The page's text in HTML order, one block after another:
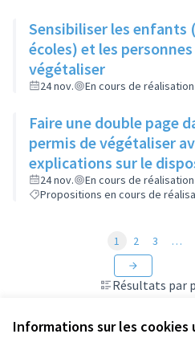
Informations sur les
Sensibiliser les enfants
écoles) et les
végétaliser
24 nov. En cours de réalisation
Faire une double page
permis de végétaliser
explications sur le
côté des exemples
investir
24 nov.
En cours de réalisation
Propositions en cours de
Résultats par
1 2 3 …